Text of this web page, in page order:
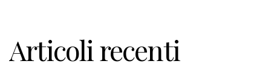
Articoli recenti